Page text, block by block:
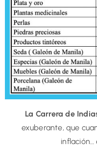
La Carrera de
exuberante, que
inflación…